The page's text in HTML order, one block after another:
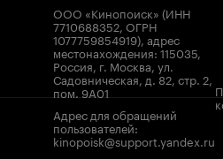
ООО «Кинопоиск» (ИНН
7710688352, ОГРН
1077759854919), адрес
местонахождения: 115035,
Россия, г. Москва, ул.
Садовническая, д. 82, стр. 2,
пом. 9А01
Адрес для обращений
пользователей:
kinopoisk@support.yandex.ru